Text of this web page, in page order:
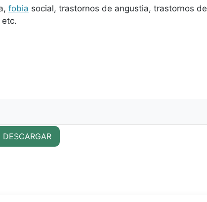
fobia social, trastornos de angustia, trastornos de